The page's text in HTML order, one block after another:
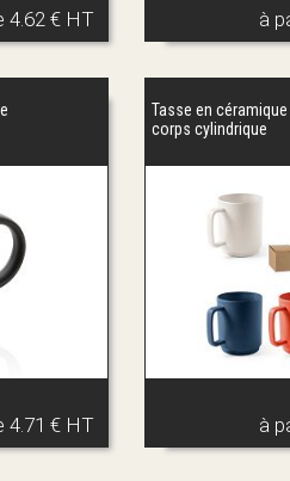
4.62 € HT à
4.71 € HT
Tasse en
corps cylindrique
à